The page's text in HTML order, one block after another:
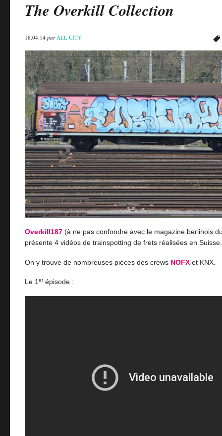
The Overkill Collection
18.04.14 parALL CITY
Overkill187 (à ne pas confondre avec le magazine berlinois
présente 4 vidéos de trainspotting de frets réalisées en Suisse.
On y trouve de nombreuses pièces des crews NOFX et KNX.
Le 1erépisode :